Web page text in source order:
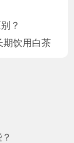
？
期饮用白茶